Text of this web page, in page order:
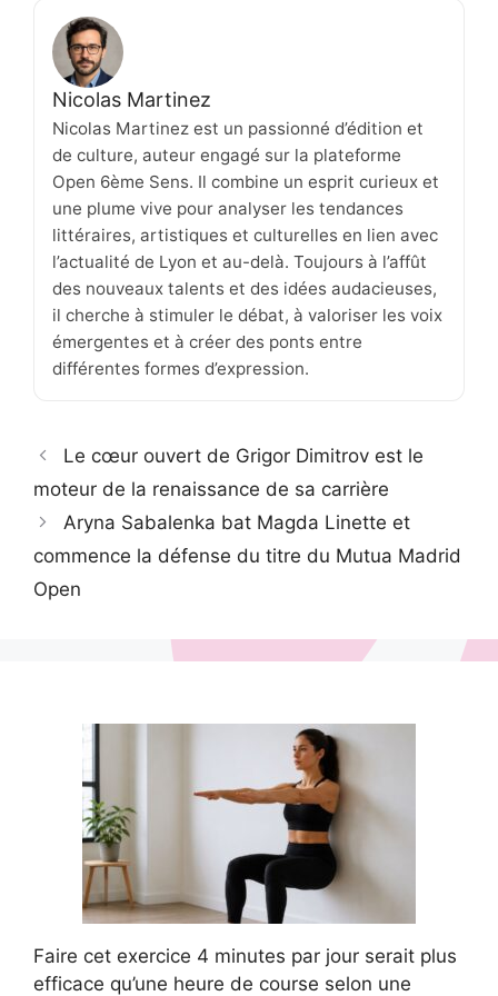
Nicolas Martinez
Nicolas Martinez est un passionné d’édition et
de culture, auteur engagé sur la plateforme
Open 6ème Sens. Il combine un esprit curieux et
une plume vive pour analyser les tendances
littéraires, artistiques et culturelles en lien avec
l’actualité de Lyon et au-delà. Toujours à l’affût
des nouveaux talents et des idées audacieuses,
il cherche à stimuler le débat, à valoriser les voix
émergentes et à créer des ponts entre
différentes formes d’expression.
Le cœur ouvert de Grigor Dimitrov est le
moteur de la renaissance de sa carrière
Aryna Sabalenka bat Magda Linette et
commence la défense du titre du Mutua Madrid
Open
Faire cet exercice 4 minutes par jour serait plus
efficace qu’une heure de course selon une